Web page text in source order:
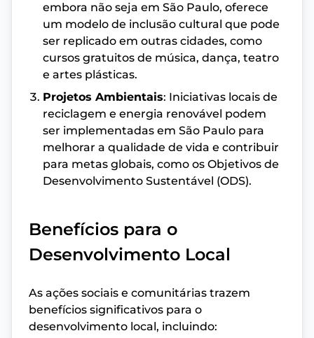
embora não seja em São Paulo, oferece
um modelo de inclusão cultural que pode
ser replicado em outras cidades, como
cursos gratuitos de música, dança, teatro
e artes plásticas.
Projetos Ambientais: Iniciativas locais de
reciclagem e energia renovável podem
ser implementadas em São Paulo para
melhorar a qualidade de vida e contribuir
para metas globais, como os Objetivos de
Desenvolvimento Sustentável (ODS).
Benefícios para o
Desenvolvimento Local
As ações sociais e comunitárias trazem
benefícios significativos para o
desenvolvimento local, incluindo: